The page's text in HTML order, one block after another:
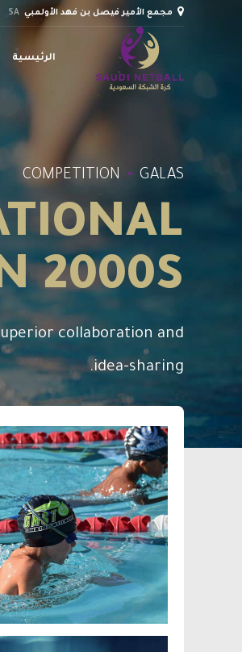
مجمع الأمير فيصل بن فهد الأولمبي SA
الرئيسية
COMPETITION GALAS
2000S
collaboration and
idea-sharing.